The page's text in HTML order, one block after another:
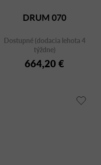
DRUM 070
Dostupné (dodacia lehota 4
týždne)
664,20 €